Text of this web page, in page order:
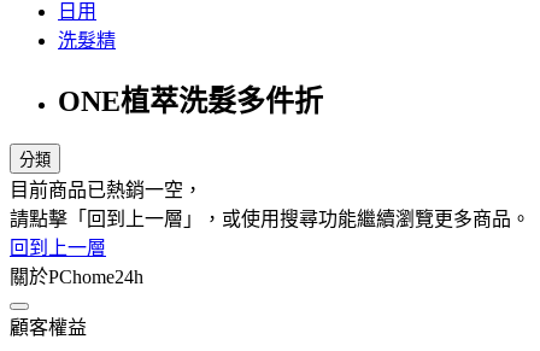
日用
洗髮精
ONE植萃洗髮多件折
分類
目前商品已熱銷一空，
請點擊「回到上一層」，或使用搜尋功能繼續瀏覽更多商品。
回到上一層
關於PChome24h
顧客權益